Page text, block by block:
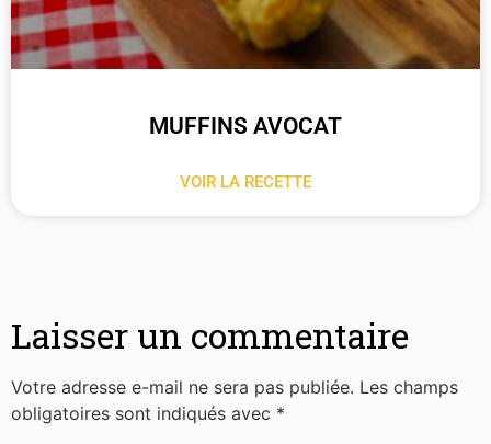
MUFFINS AVOCAT
VOIR LA RECETTE
Laisser un commentaire
Votre adresse e-mail ne sera pas publiée. Les champs
obligatoires sont indiqués avec *